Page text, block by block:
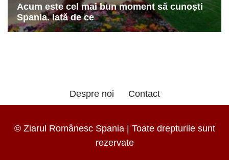
Despre noi Contact
© Ziarul Românesc Spania | Toate drepturile sunt
rezervate